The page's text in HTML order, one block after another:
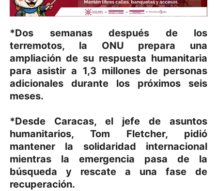
*Dos semanas después de los
terremotos, la ONU prepara una
ampliación de su respuesta humanitaria
para asistir a 1,3 millones de personas
adicionales durante los próximos seis
meses.
*Desde Caracas, el jefe de asuntos
humanitarios, Tom Fletcher, pidió
mantener la solidaridad internacional
mientras la emergencia pasa de la
búsqueda y rescate a una fase de
recuperación.